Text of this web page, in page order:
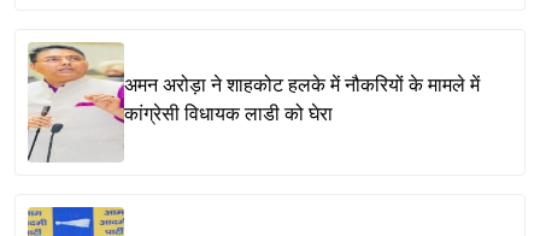
अमन अरोड़ा ने शाहकोट हलके में नौकरियों के मामले में
कांग्रेसी विधायक लाडी को घेरा